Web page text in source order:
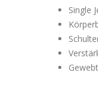
Single